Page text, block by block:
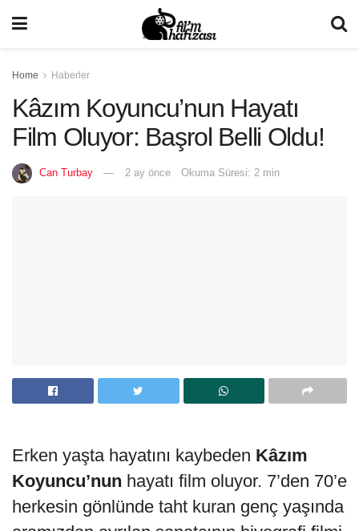
Home Haberler
Kâzım Koyuncu’nun Hayatı
Film Oluyor: Başrol Belli Oldu!
Can Turbay 2 ay önce Okuma Süresi: 2 min
Erken yaşta hayatını kaybeden Kâzım
Koyuncu’nun hayatı film oluyor. 7’den 70’e
herkesin gönlünde taht kuran genç yaşında